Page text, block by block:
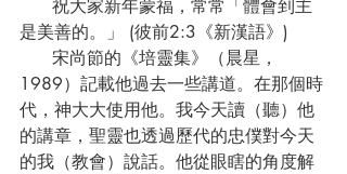
是美善的。」 (彼前2:3《新漢語》)
1989）記載他過去一些講道。在那個時
代，神大大使用他。我今天讀（聽）他
的講章，聖靈也透過歷代的忠僕對今天
的我（教會）說話。他從眼瞎的角度解